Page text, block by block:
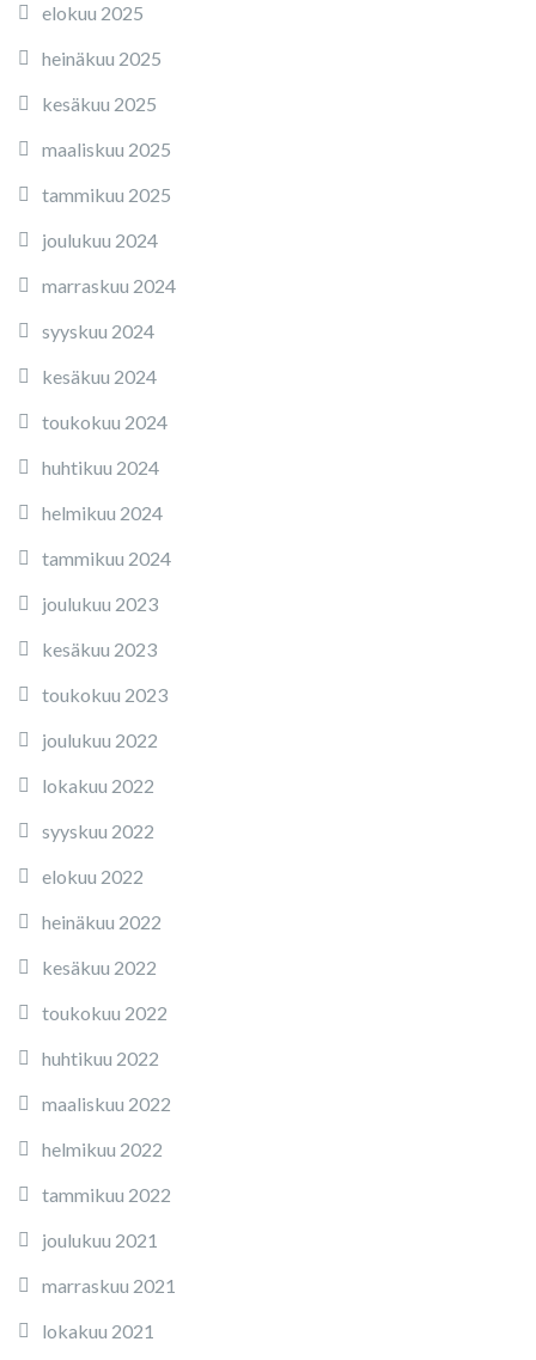
elokuu 2025
heinäkuu 2025
kesäkuu 2025
maaliskuu 2025
tammikuu 2025
joulukuu 2024
marraskuu 2024
syyskuu 2024
kesäkuu 2024
toukokuu 2024
huhtikuu 2024
helmikuu 2024
tammikuu 2024
joulukuu 2023
kesäkuu 2023
toukokuu 2023
joulukuu 2022
lokakuu 2022
syyskuu 2022
elokuu 2022
heinäkuu 2022
kesäkuu 2022
toukokuu 2022
huhtikuu 2022
maaliskuu 2022
helmikuu 2022
tammikuu 2022
joulukuu 2021
marraskuu 2021
lokakuu 2021